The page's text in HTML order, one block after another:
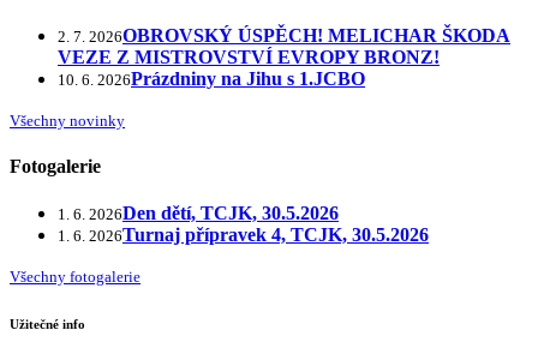
2. 7. 2026OBROVSKÝ ÚSPĚCH! MELICHAR ŠKODA
VEZE Z MISTROVSTVÍ EVROPY BRONZ!
10. 6. 2026Prázdniny na Jihu s 1.JCBO
Všechny novinky
Fotogalerie
1. 6. 2026Den dětí, TCJK, 30.5.2026
1. 6. 2026Turnaj přípravek 4, TCJK, 30.5.2026
Všechny fotogalerie
Užitečné info